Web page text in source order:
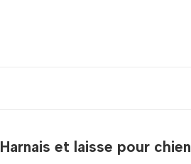
Harnais et laisse pour chien